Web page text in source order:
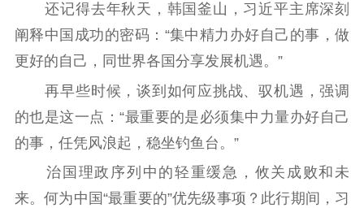
还记得去年秋天，韩国釜山，习近平主席深刻
阐释中国成功的密码：“集中精力办好自己的事，做
更好的自己，同世界各国分享发展机遇。”
再早些时候，谈到如何应挑战、驭机遇，强调
的也是这一点：“最重要的是必须集中力量办好自己
的事，任凭风浪起，稳坐钓鱼台。”
治国理政序列中的轻重缓急，攸关成败和未
来。何为中国“最重要的”优先级事项？此行期间，习